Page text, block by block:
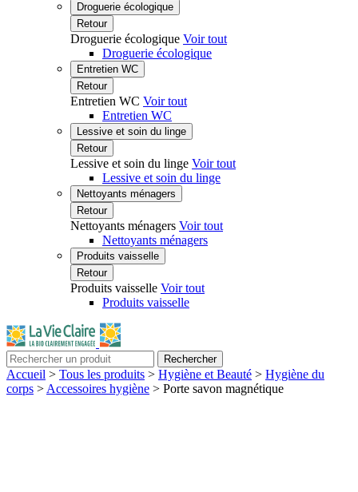
Droguerie écologique
Retour
Droguerie écologique Voir tout
Droguerie écologique
Entretien WC
Retour
Entretien WC Voir tout
Entretien WC
Lessive et soin du linge
Retour
Lessive et soin du linge Voir tout
Lessive et soin du linge
Nettoyants ménagers
Retour
Nettoyants ménagers Voir tout
Nettoyants ménagers
Produits vaisselle
Retour
Produits vaisselle Voir tout
Produits vaisselle
Rechercher
Accueil > Tous les produits > Hygiène et Beauté > Hygiène du
corps > Accessoires hygiène > Porte savon magnétique